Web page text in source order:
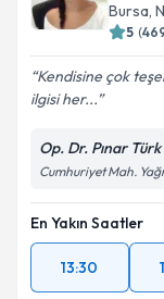
Kişisel
Bursa,
5 (
Kendisine çok
ilgisi her...
Op. Dr. Pınar
Cumhuriyet Mah.
En Yakın Saatler
13:30